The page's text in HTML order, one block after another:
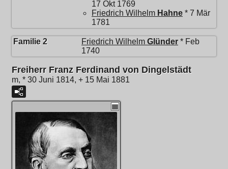
17 Okt 1769
Friedrich Wilhelm Hahne * 7 Mär
1781
Familie 2 Friedrich Wilhelm Glünder * Feb
1740
Freiherr Franz Ferdinand von Dingelstädt
m, * 30 Juni 1814, + 15 Mai 1881